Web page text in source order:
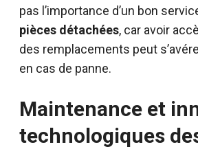
pas l’importance d’un bon
pièces détachées, car avoir
des remplacements peut
en cas de panne.
Maintenance et
technologiques